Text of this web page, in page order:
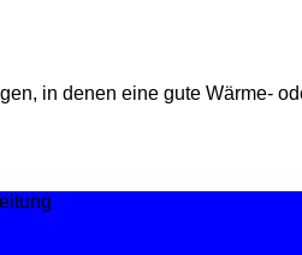
in denen eine gute Wärme-